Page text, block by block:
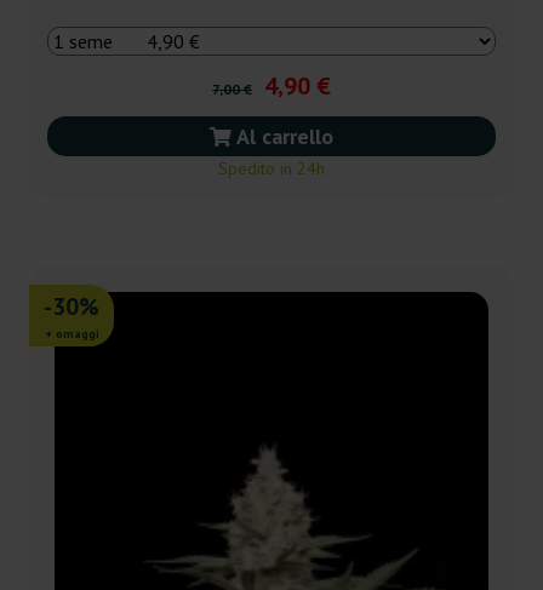
7,00 € 4,90 €
Al carrello
Spedito in 24h
-30%
+ omaggi